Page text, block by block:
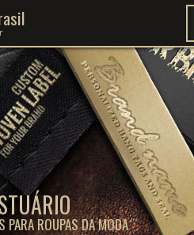
PARA ROUPAS DA MODA